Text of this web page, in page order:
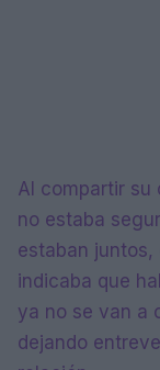
Al compartir su
no estaba
estaban juntos,
indicaba que
ya no se van a
dejando